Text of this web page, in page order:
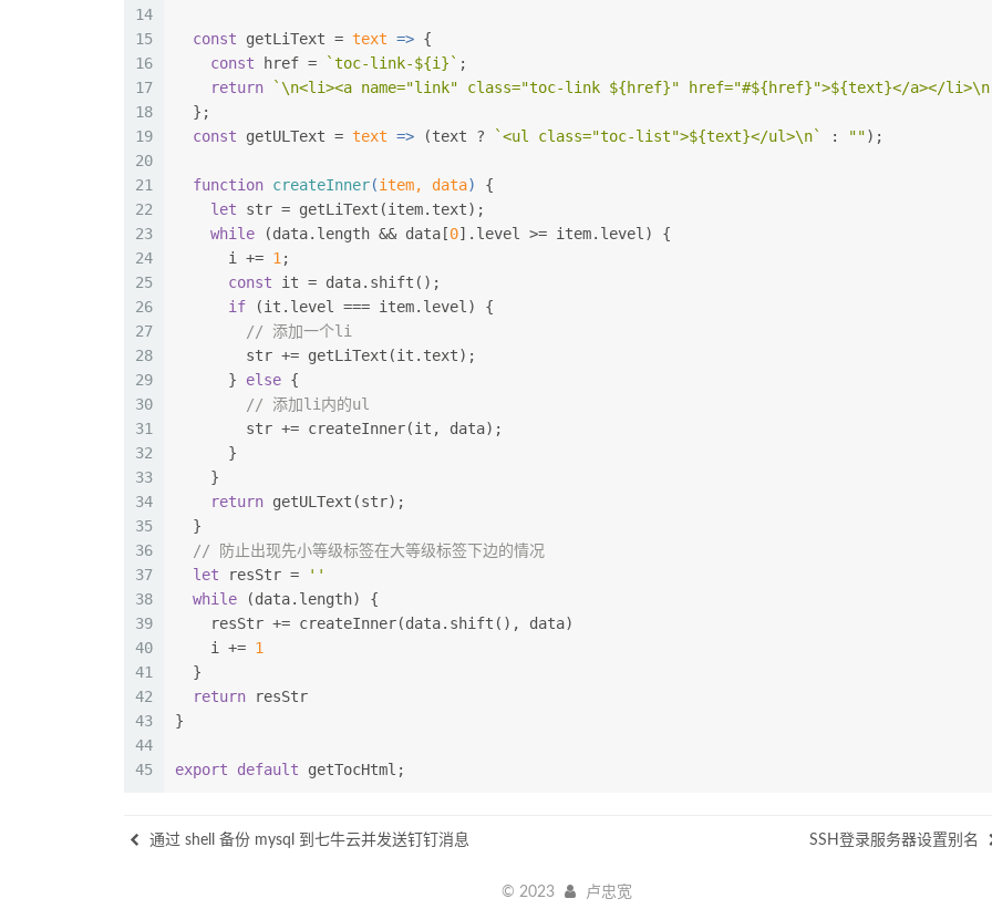
14
15
16
17
18
19
20
21
22
23
24
25
26
27
28
29
30
31
32
33
34
35
36
37
38
39
40
41
42
43
44
45
const getLiText = text => {
const href = `toc-link-${i} ` ;
return
`\n<li><a name="link" class="toc-link ${href}" href="#${href}">${text}</a></
  };
const getULText = text => (text ? `<ul class="toc-list">${text}</ul>\n` : "");
function createInner(item, data) {
let str = getLiText(item.text);
while (data.length && data[0].level >= item.level) {
      i +=
1 ;
const it = data.shift();
if (it.level === item.level) {
// 添加一个li
        str += getLiText(it.text);
      }
else {
// 添加li内的ul
        str += createInner(it, data);
      }
    }
return getULText(str);
  }
// 防止出现先小等级标签在大等级标签下边的情况
let resStr =
''
while (data.length) {
    resStr += createInner(data.shift(), data)
    i +=
1
  }
return resStr
}
export default getTocHtml;
通过 shell 备份 mysql 到七牛云并发送钉钉消息 SSH登录服务器设置别名
© 2023 卢忠宽